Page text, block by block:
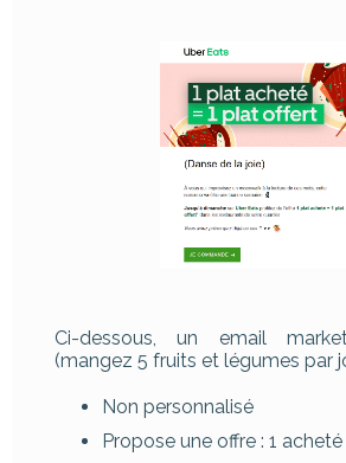
Ci-dessous, un email
(mangez 5 fruits et légumes par
Non personnalisé
Propose une offre : 1